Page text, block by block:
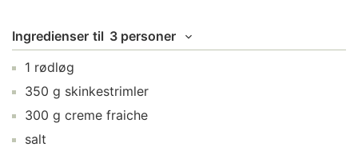
Ingredienser til 3 personer
1 rødløg
350 g skinkestrimler
300 g creme fraiche
salt